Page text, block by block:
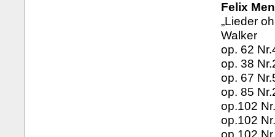
Felix
„Lieder
Walker
op. 62
op. 38
op. 67
op. 85
op.102
op.102
op.102